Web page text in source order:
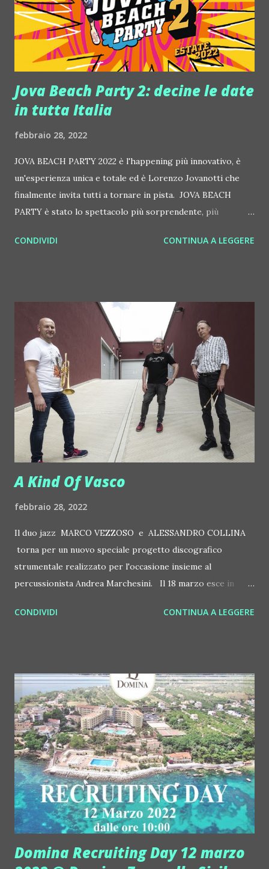
prende vita ogni venerdì al Matis di Bologna, mentre il
sabato gli artisti VL si spostano al Peter Pan di Riccione
(RN). Costez è un brand simbolo di divertimento, ...
Jova Beach Party 2: decine le date
in tutta Italia
febbraio 28, 2022
JOVA BEACH PARTY 2022 è l'happening più innovativo, è
un'esperienza unica e totale ed è Lorenzo Jovanotti che
finalmente invita tutti a tornare in pista. JOVA BEACH
PARTY è stato lo spettacolo più sorprendente, più
più "conversato sul web" (5,8 Miliardi di impressions sui
che ha impresso questo momento nella memoria di tutti
coloro che lo hanno vissuto. JOVA BEACH PARTY è il
primo grande evento itinerante al mondo che parla di
ambiente e lo fa mentre i corpi sono a contatto con la
natura nella sua forma più ancestrale e magica con la
massima attenzione possibile per la sostenibilità. Con
WWF e Intesa Sanpaolo, dopo la collaborazione del 2019,
nasce infatti una nuova ambiziosa iniziativa "Ri-Party-Amo:
puliamo e recuperiamo 20 milioni...
CONDIVIDI CONTINUA A LEGGERE
A Kind Of Vasco
febbraio 28, 2022
Il duo jazz MARCO VEZZOSO e ALESSANDRO COLLINA
torna per un nuovo speciale progetto discografico
strumentale realizzato per l'occasione insieme al
percussionista Andrea Marchesini. Il 18 marzo esce in
Egea Music), un doppio album contenente alcuni dei brani
prende il posto della voce per dare vita ad una metamorfosi
che unisce il rock al jazz, passando per sonorità proprie
della musica classica e della world music. Il progetto vede
anche la partecipazione di un'orchestra d'archi diretta dal
maestro Corrado Trabuio e l'intervento del violinista
indiano Neyveli S. Radhakrishna . L'idea del progetto nasce
dopo il successo della versione strumentale di " Sally ",
dall'album ...
CONDIVIDI CONTINUA A LEGGERE
Domina Recruiting Day 12 marzo